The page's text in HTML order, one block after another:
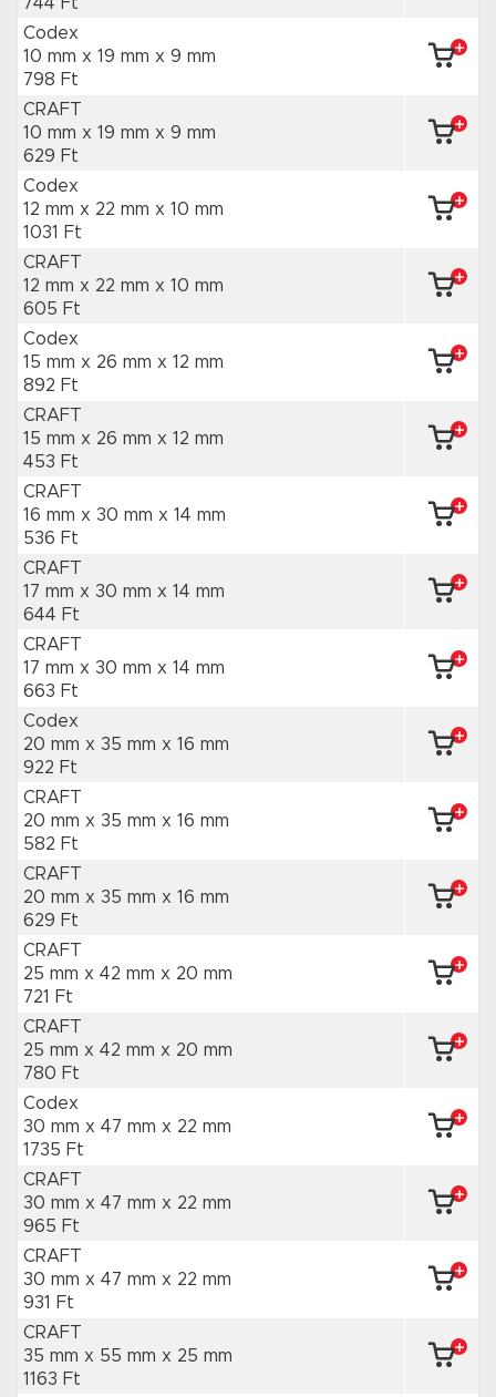
Codex
10 mm x 19 mm x 9 mm
798 Ft
CRAFT
10 mm x 19 mm x 9 mm
629 Ft
Codex
12 mm x 22 mm x 10 mm
1031 Ft
CRAFT
12 mm x 22 mm x 10 mm
605 Ft
Codex
15 mm x 26 mm x 12 mm
892 Ft
CRAFT
15 mm x 26 mm x 12 mm
453 Ft
CRAFT
16 mm x 30 mm x 14 mm
536 Ft
CRAFT
17 mm x 30 mm x 14 mm
644 Ft
CRAFT
17 mm x 30 mm x 14 mm
663 Ft
Codex
20 mm x 35 mm x 16 mm
922 Ft
CRAFT
20 mm x 35 mm x 16 mm
582 Ft
CRAFT
20 mm x 35 mm x 16 mm
629 Ft
CRAFT
25 mm x 42 mm x 20 mm
721 Ft
CRAFT
25 mm x 42 mm x 20 mm
780 Ft
Codex
30 mm x 47 mm x 22 mm
1735 Ft
CRAFT
30 mm x 47 mm x 22 mm
965 Ft
CRAFT
30 mm x 47 mm x 22 mm
931 Ft
CRAFT
35 mm x 55 mm x 25 mm
1163 Ft